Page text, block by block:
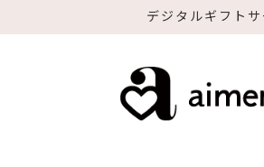
デジタルギフト